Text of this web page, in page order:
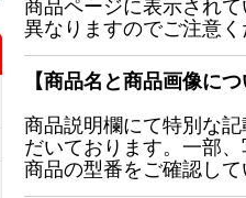
商品ページに表示され
異なりますのでご注意く
【商品名と商品画像につ
商品説明欄にて特別な
だいております。一部
商品の型番をご確認し